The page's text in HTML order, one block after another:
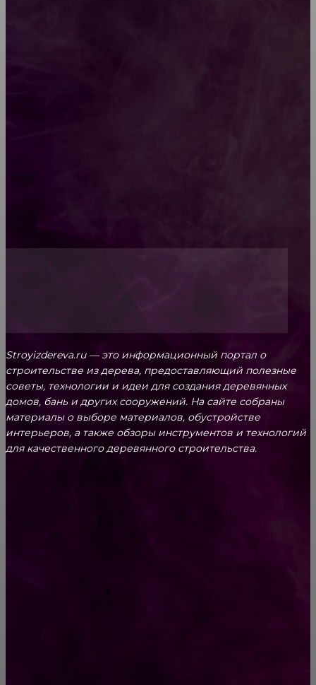
Stroyizdereva.ru — это информационный портал о
строительстве из дерева, предоставляющий полезные
советы, технологии и идеи для создания деревянных
домов, бань и других сооружений. На сайте собраны
материалы о выборе материалов, обустройстве
интерьеров, а также обзоры инструментов и технологий
для качественного деревянного строительства.